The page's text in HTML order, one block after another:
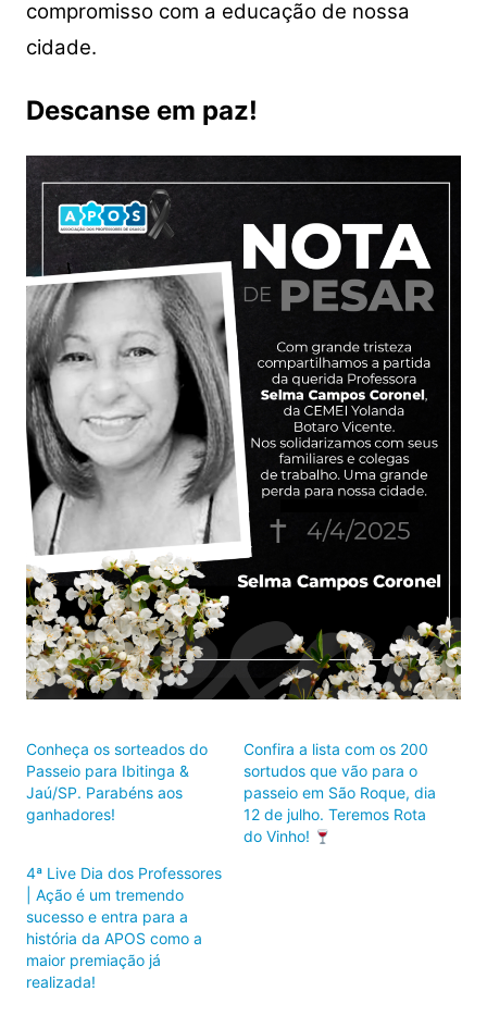
compromisso com a educação de nossa
cidade.
Descanse em paz!
Conheça os sorteados do
Passeio para Ibitinga &
Jaú/SP. Parabéns aos
ganhadores!
Confira a lista com os 200
sortudos que vão para o
passeio em São Roque, dia
12 de julho. Teremos Rota
do Vinho!
4ª Live Dia dos Professores
| Ação é um tremendo
sucesso e entra para a
história da APOS como a
maior premiação já
realizada!